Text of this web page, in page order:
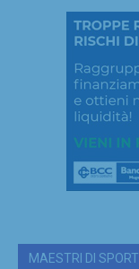
MAESTRI DI SPORT